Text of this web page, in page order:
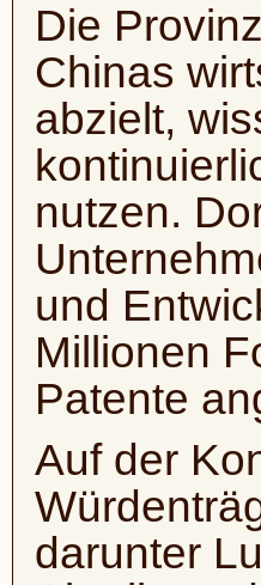
Die
Chinas
abzielt,
nutzen.
und
Millionen
Patente
Auf der
darunter